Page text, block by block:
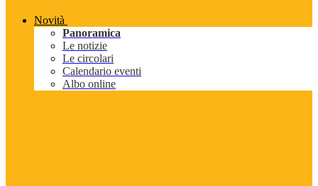
Novità
Panoramica
Le notizie
Le circolari
Calendario eventi
Albo online